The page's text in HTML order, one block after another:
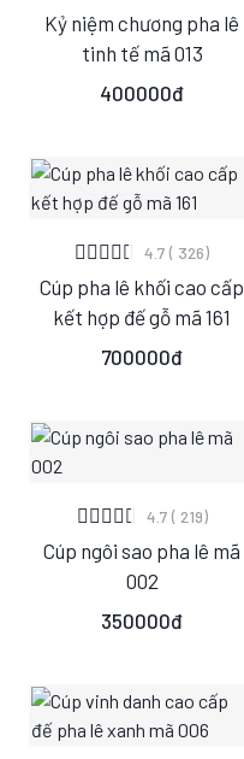
S M L
Kỷ niệm chương pha lê
tinh tế mã 013
400000đ
XEM CHI TIẾT
S M L
4.7 ( 326)
Cúp pha lê khối cao cấp
kết hợp đế gỗ mã 161
700000đ
XEM CHI TIẾT
S M L
4.7 ( 219)
Cúp ngôi sao pha lê mã
002
350000đ